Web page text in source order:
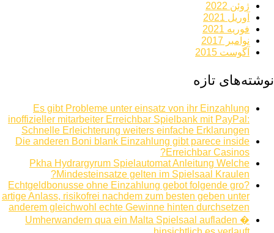
ژوئن 2022
آوریل 2021
فوریه 2021
نوامبر 2017
آگوست 2015
نوشته‌های تازه
Es gibt Probleme unter einsatz von ihr Einzahlung
inoffizieller mitarbeiter Erreichbar Spielbank mit PayPal:
Schnelle Erleichterung weiters einfache Erklarungen
Die anderen Boni blank Einzahlung gibt parece inside
Erreichbar Casinos?
Pkha Hydrargyrum Spielautomat Anleitung Welche
Mindesteinsatze gelten im Spielsaal Kraulen?
Echtgeldbonusse ohne Einzahlung gebot folgende gro?
artige Anlass, risikofrei nachdem zum besten geben unter
anderem gleichwohl echte Gewinne hinten durchsetzen
Umherwandern qua ein Malta Spielsaal aufladen �